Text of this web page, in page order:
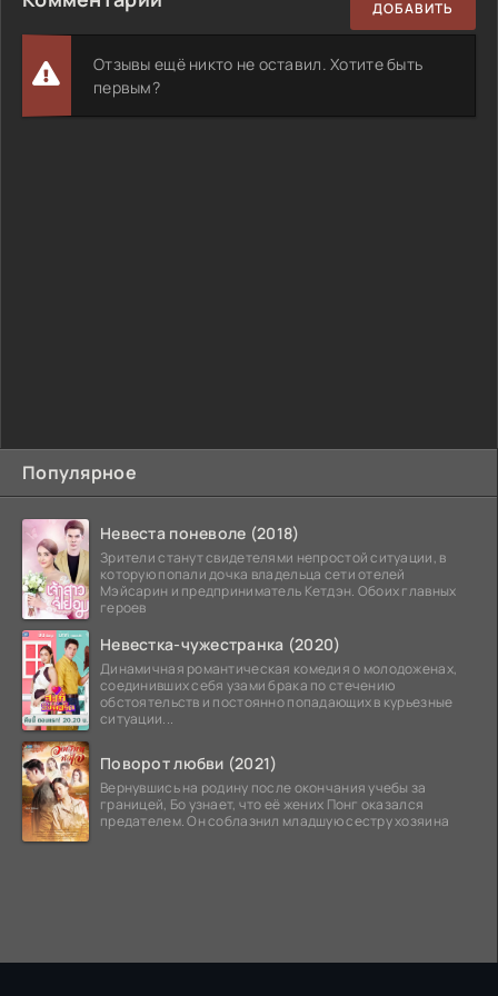
Популярное
Невеста поневоле (2018)
Зрители станут свидетелями непростой ситуации, в
которую попали дочка владельца сети отелей
Мэйсарин и предприниматель Кетдэн. Обоих главных
героев
Невестка-чужестранка (2020)
Динамичная романтическая комедия о молодоженах,
соединивших себя узами брака по стечению
обстоятельств и постоянно попадающих в курьезные
ситуации...
Поворот любви (2021)
Вернувшись на родину после окончания учебы за
границей, Бо узнает, что её жених Понг оказался
предателем. Он соблазнил младшую сестру хозяина
ДОБАВИТЬ
Отзывы ещё никто не оставил. Хотите быть
первым?